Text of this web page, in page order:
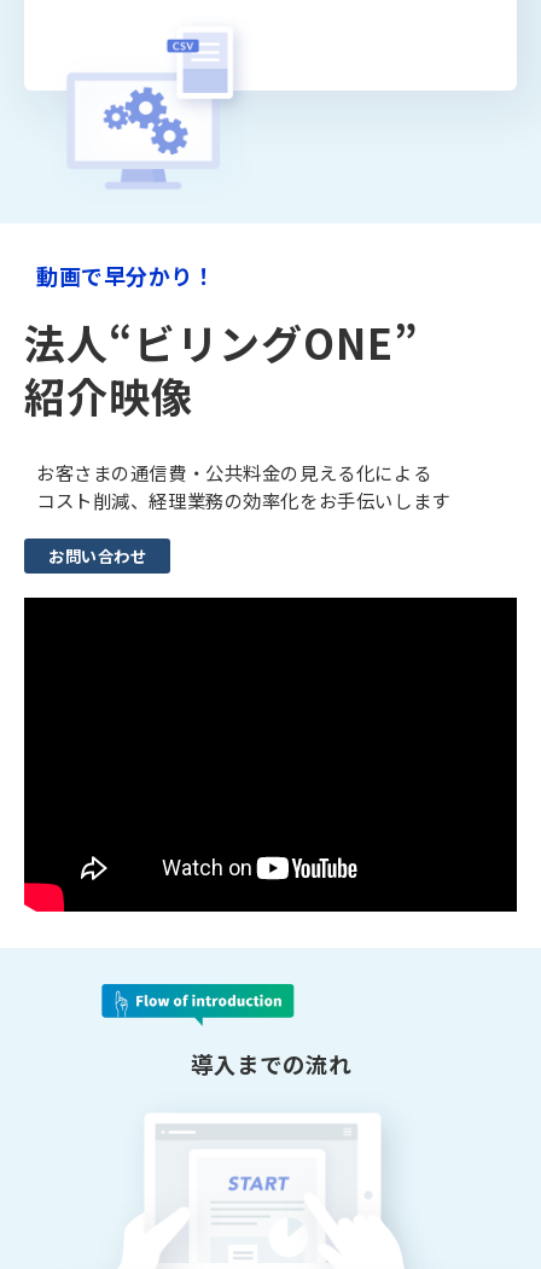
動画で早分かり！
法人“ビリングONE”
紹介映像
お客さまの通信費・公共料金の見える化による
コスト削減、経理業務の効率化をお手伝いします
お問い合わせ
導入までの流れ